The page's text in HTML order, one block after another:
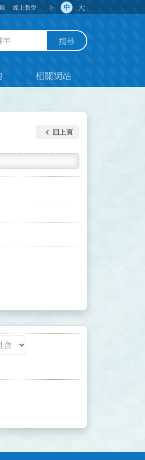
線上教學 小 中 大
搜尋
相關網站
keyboard_arrow_left 回上頁